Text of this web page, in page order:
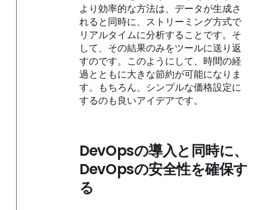
より効率的な方法は、データが生成さ
れると同時に、ストリーミング方式で
リアルタイムに分析することです。そ
して、その結果のみをツールに送り返
すのです。このようにして、時間の経
過とともに大きな節約が可能になりま
す。もちろん、シンプルな価格設定に
するのも良いアイデアです。
DevOpsの導入と同時に、
DevOpsの安全性を確保す
る